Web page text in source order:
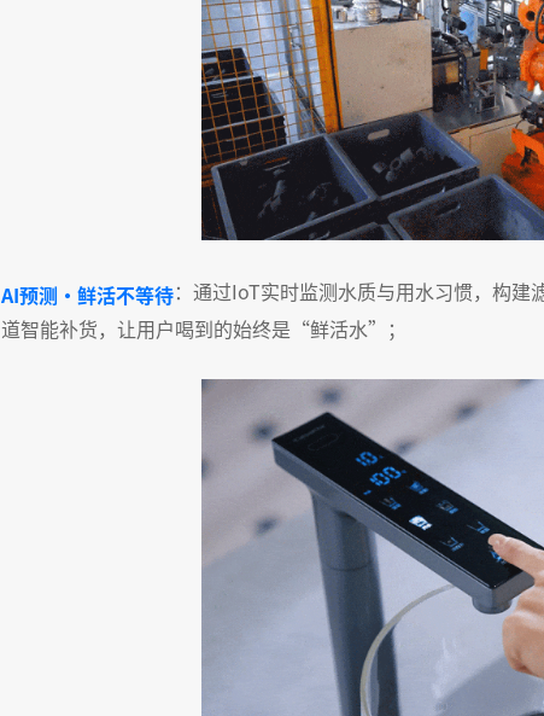
AI预测·鲜活不等待：通过IoT实时监测水质与用水习惯，构
道智能补货，让用户喝到的始终是“鲜活水”；